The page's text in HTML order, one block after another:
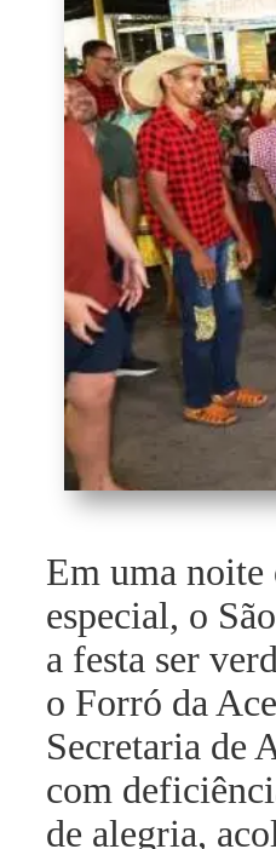
Em uma
especial, o
a festa ser
o Forró da
Secretaria de
com
de alegria,